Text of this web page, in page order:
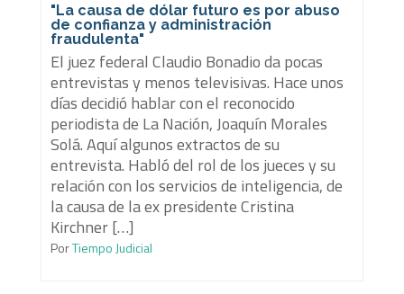
"La causa de dólar futuro es por abuso
de confianza y administración
fraudulenta"
El juez federal Claudio Bonadio da pocas
entrevistas y menos televisivas. Hace unos
días decidió hablar con el reconocido
periodista de La Nación, Joaquín Morales
Solá. Aquí algunos extractos de su
entrevista. Habló del rol de los jueces y su
relación con los servicios de inteligencia, de
la causa de la ex presidente Cristina
Kirchner […]
PorTiempo Judicial